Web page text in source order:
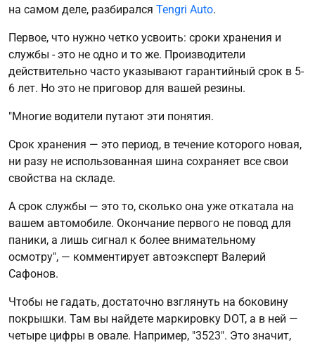
на самом деле, разбирался Tengri Auto.
Первое, что нужно четко усвоить: сроки хранения и
службы - это не одно и то же. Производители
действительно часто указывают гарантийный срок в 5-
6 лет. Но это не приговор для вашей резины.
"Многие водители путают эти понятия.
Срок хранения — это период, в течение которого новая,
ни разу не использованная шина сохраняет все свои
свойства на складе.
А срок службы — это то, сколько она уже откатала на
вашем автомобиле. Окончание первого не повод для
паники, а лишь сигнал к более внимательному
осмотру", — комментирует автоэксперт Валерий
Сафонов.
Чтобы не гадать, достаточно взглянуть на боковину
покрышки. Там вы найдете маркировку DOT, а в ней —
четыре цифры в овале. Например, "3523". Это значит,